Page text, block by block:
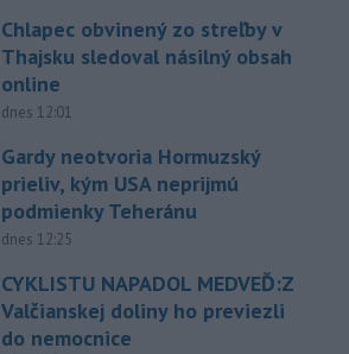
Chlapec obvinený zo streľby v
Thajsku sledoval násilný obsah
online
dnes 12:01
Gardy neotvoria Hormuzský
prieliv, kým USA neprijmú
podmienky Teheránu
dnes 12:25
CYKLISTU NAPADOL MEDVEĎ:Z
Valčianskej doliny ho previezli
do nemocnice